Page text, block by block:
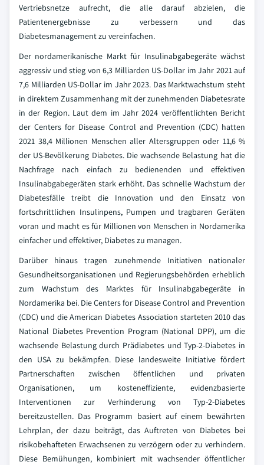
Vertriebsnetze aufrecht, die alle darauf abzielen, die
Patientenergebnisse zu verbessern und das
Diabetesmanagement zu vereinfachen.
Der nordamerikanische Markt für Insulinabgabegeräte wächst
aggressiv und stieg von 6,3 Milliarden US-Dollar im Jahr 2021 auf
7,6 Milliarden US-Dollar im Jahr 2023. Das Marktwachstum steht
in direktem Zusammenhang mit der zunehmenden Diabetesrate
in der Region. Laut dem im Jahr 2024 veröffentlichten Bericht
der Centers for Disease Control and Prevention (CDC) hatten
2021 38,4 Millionen Menschen aller Altersgruppen oder 11,6 %
der US-Bevölkerung Diabetes. Die wachsende Belastung hat die
Nachfrage nach einfach zu bedienenden und effektiven
Insulinabgabegeräten stark erhöht. Das schnelle Wachstum der
Diabetesfälle treibt die Innovation und den Einsatz von
fortschrittlichen Insulinpens, Pumpen und tragbaren Geräten
voran und macht es für Millionen von Menschen in Nordamerika
einfacher und effektiver, Diabetes zu managen.
Darüber hinaus tragen zunehmende Initiativen nationaler
Gesundheitsorganisationen und Regierungsbehörden erheblich
zum Wachstum des Marktes für Insulinabgabegeräte in
Nordamerika bei. Die Centers for Disease Control and Prevention
(CDC) und die American Diabetes Association starteten 2010 das
National Diabetes Prevention Program (National DPP), um die
wachsende Belastung durch Prädiabetes und Typ-2-Diabetes in
den USA zu bekämpfen. Diese landesweite Initiative fördert
Partnerschaften zwischen öffentlichen und privaten
Organisationen, um kosteneffiziente, evidenzbasierte
Interventionen zur Verhinderung von Typ-2-Diabetes
bereitzustellen. Das Programm basiert auf einem bewährten
Lehrplan, der dazu beiträgt, das Auftreten von Diabetes bei
risikobehafteten Erwachsenen zu verzögern oder zu verhindern.
Diese Bemühungen, kombiniert mit wachsender öffentlicher